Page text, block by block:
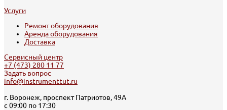
Услуги
Ремонт оборудования
Аренда оборудования
Доставка
Сервисный центр
+7 (473) 280 11 77
Задать вопрос
info@instrumenttut.ru
г. Воронеж, проспект Патриотов, 49А
с 09:00 по 17:30